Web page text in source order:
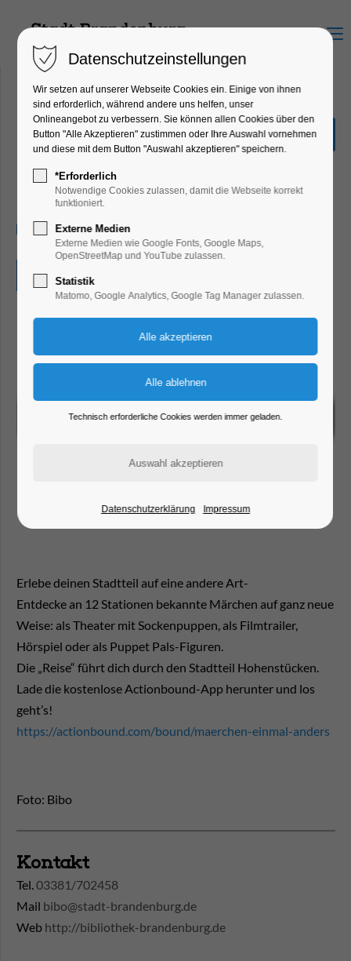
Menu
Mit dem Smartphone durch
Hohenstücken
Ferienkalender, Kinder, Jugend, Mitmach-
Aktion
30.07.2025, 00:01–23:59
Eintritt frei
Erlebe deinen Stadtteil auf eine andere Art-
Entdecke an 12 Stationen bekannte Märchen auf ganz neue
Weise: als Theater mit Sockenpuppen, als Filmtrailer,
Hörspiel oder als Puppet Pals-Figuren.
Die „Reise“ führt dich durch den Stadtteil Hohenstücken.
Lade die kostenlose Actionbound-App herunter und los
geht’s!
https://actionbound.com/bound/maerchen-einmal-anders
Foto: Bibo
Kontakt
Tel. 03381/702458
Mail bibo@stadt-brandenburg.de
Web http://bibliothek-brandenburg.de
Datenschutzeinstellungen
Wir setzen auf unserer Webseite Cookies ein. Einige von ihnen
sind erforderlich, während andere uns helfen, unser
Onlineangebot zu verbessern. Sie können allen Cookies über den
Button "Alle Akzeptieren" zustimmen oder Ihre Auswahl vornehmen
und diese mit dem Button "Auswahl akzeptieren" speichern.
*Erforderlich
Notwendige Cookies zulassen, damit die Webseite korrekt
funktioniert.
Externe Medien
Externe Medien wie Google Fonts, Google Maps,
OpenStreetMap und YouTube zulassen.
Statistik
Matomo, Google Analytics, Google Tag Manager zulassen.
Technisch erforderliche Cookies werden immer geladen.
Datenschutzerklärung Impressum